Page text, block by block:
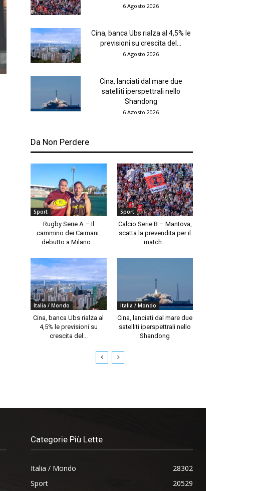
6 Agosto 2026
Cina, banca Ubs rialza al 4,5% le
previsioni su crescita del...
6 Agosto 2026
Cina, lanciati dal mare due
satelliti iperspettrali nello
Shandong
6 Agosto 2026
Da Non Perdere
Sport
Rugby Serie A – Il
cammino dei Caimani:
debutto a Milano...
Sport
Calcio Serie B – Mantova,
scatta la prevendita per il
match...
Italia / Mondo
Cina, banca Ubs rialza al
4,5% le previsioni su
crescita del...
Italia / Mondo
Cina, lanciati dal mare due
satelliti iperspettrali nello
Shandong
Categorie Più Lette
Italia / Mondo
28302
Sport
20529